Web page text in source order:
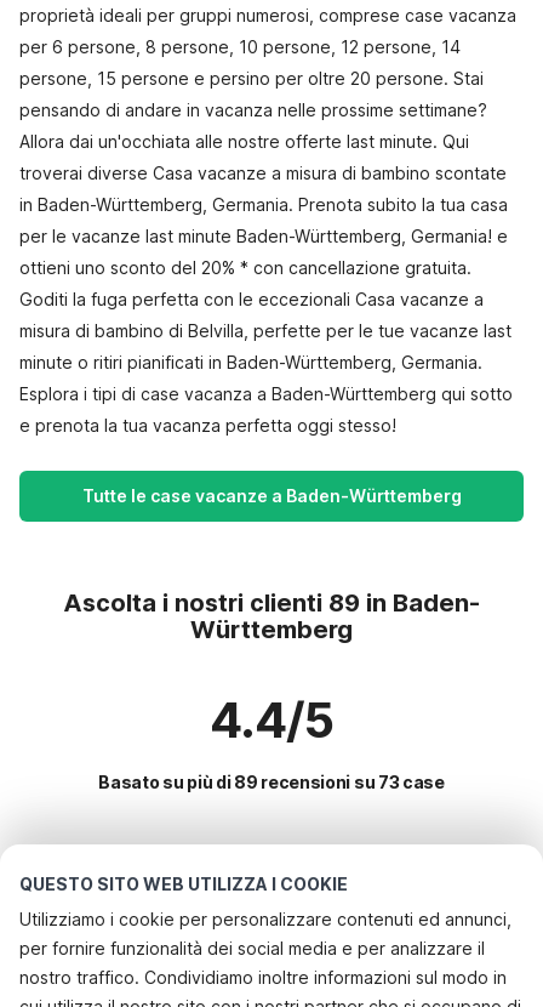
QUESTO SITO WEB UTILIZZA I COOKIE
Utilizziamo i cookie per personalizzare contenuti ed annunci,
per fornire funzionalità dei social media e per analizzare il
nostro traffico. Condividiamo inoltre informazioni sul modo in
proprietà ideali per gruppi numerosi, comprese case vacanza
per 6 persone, 8 persone, 10 persone, 12 persone, 14
persone, 15 persone e persino per oltre 20 persone. Stai
pensando di andare in vacanza nelle prossime settimane?
Allora dai un'occhiata alle nostre offerte last minute. Qui
troverai diverse Casa vacanze a misura di bambino scontate
in Baden-Württemberg, Germania. Prenota subito la tua casa
per le vacanze last minute Baden-Württemberg, Germania! e
ottieni uno sconto del 20% * con cancellazione gratuita.
Goditi la fuga perfetta con le eccezionali Casa vacanze a
misura di bambino di Belvilla, perfette per le tue vacanze last
minute o ritiri pianificati in Baden-Württemberg, Germania.
Esplora i tipi di case vacanza a Baden-Württemberg qui sotto
e prenota la tua vacanza perfetta oggi stesso!
Tutte le case vacanze a Baden-Württemberg
Ascolta i nostri clienti 89 in Baden-
Württemberg
4.4/5
Basato su più di 89 recensioni su 73 case
Le destinazioni più popolari per le
vacanze
Servizi più popolari per le vacanze in Baden-württemberg
Appartamenti per vacanze